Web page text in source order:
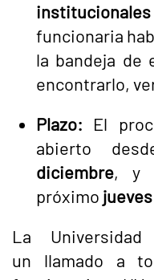
institucionales
funcionaria
la bandeja de
encontrarlo,
Plazo: El
abierto
diciembre, y
próximo
La
un llamado a